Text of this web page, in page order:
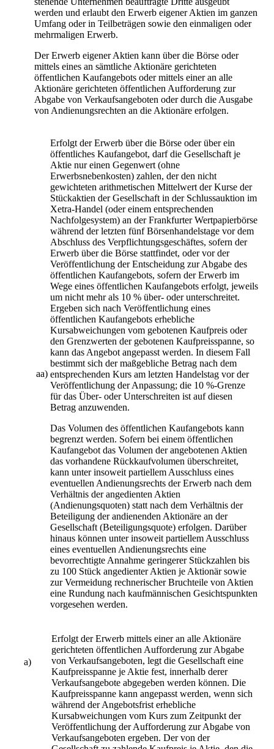
a)
werden und erlaubt den Erwerb eigener Aktien im ganzen
Umfang oder in Teilbeträgen sowie den einmaligen oder
mehrmaligen Erwerb.
Der Erwerb eigener Aktien kann über die Börse oder
mittels eines an sämtliche Aktionäre gerichteten
öffentlichen Kaufangebots oder mittels einer an alle
Aktionäre gerichteten öffentlichen Aufforderung zur
Abgabe von Verkaufsangeboten oder durch die Ausgabe
von Andienungsrechten an die Aktionäre erfolgen.
aa)
Erfolgt der Erwerb über die Börse oder über ein
öffentliches Kaufangebot, darf die Gesellschaft je
Aktie nur einen Gegenwert (ohne
Erwerbsnebenkosten) zahlen, der den nicht
gewichteten arithmetischen Mittelwert der Kurse der
Stückaktien der Gesellschaft in der Schlussauktion im
Xetra-Handel (oder einem entsprechenden
Nachfolgesystem) an der Frankfurter Wertpapierbörse
während der letzten fünf Börsenhandelstage vor dem
Abschluss des Verpflichtungsgeschäftes, sofern der
Erwerb über die Börse stattfindet, oder vor der
Veröffentlichung der Entscheidung zur Abgabe des
öffentlichen Kaufangebots, sofern der Erwerb im
Wege eines öffentlichen Kaufangebots erfolgt, jeweils
um nicht mehr als 10 % über- oder unterschreitet.
Ergeben sich nach Veröffentlichung eines
öffentlichen Kaufangebots erhebliche
Kursabweichungen vom gebotenen Kaufpreis oder
den Grenzwerten der gebotenen Kaufpreisspanne, so
kann das Angebot angepasst werden. In diesem Fall
bestimmt sich der maßgebliche Betrag nach dem
entsprechenden Kurs am letzten Handelstag vor der
Veröffentlichung der Anpassung; die 10 %-Grenze
für das Über- oder Unterschreiten ist auf diesen
Betrag anzuwenden.
Das Volumen des öffentlichen Kaufangebots kann
begrenzt werden. Sofern bei einem öffentlichen
Kaufangebot das Volumen der angebotenen Aktien
das vorhandene Rückkaufvolumen überschreitet,
kann unter insoweit partiellem Ausschluss eines
eventuellen Andienungsrechts der Erwerb nach dem
Verhältnis der angedienten Aktien
(Andienungsquoten) statt nach dem Verhältnis der
Beteiligung der andienenden Aktionäre an der
Gesellschaft (Beteiligungsquote) erfolgen. Darüber
hinaus können unter insoweit partiellem Ausschluss
eines eventuellen Andienungsrechts eine
bevorrechtigte Annahme geringerer Stückzahlen bis
zu 100 Stück angedienter Aktien je Aktionär sowie
zur Vermeidung rechnerischer Bruchteile von Aktien
eine Rundung nach kaufmännischen Gesichtspunkten
vorgesehen werden.
Erfolgt der Erwerb mittels einer an alle Aktionäre
gerichteten öffentlichen Aufforderung zur Abgabe
von Verkaufsangeboten, legt die Gesellschaft eine
Kaufpreisspanne je Aktie fest, innerhalb derer
Verkaufsangebote abgegeben werden können. Die
Kaufpreisspanne kann angepasst werden, wenn sich
während der Angebotsfrist erhebliche
Kursabweichungen vom Kurs zum Zeitpunkt der
Veröffentlichung der Aufforderung zur Abgabe von
Verkaufsangeboten ergeben. Der von der